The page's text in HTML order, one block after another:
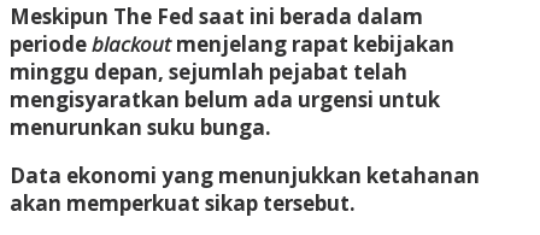
Meskipun The Fed saat ini berada dalam
periodeblackoutmenjelang rapat kebijakan
minggu depan, sejumlah pejabat telah
mengisyaratkan belum ada urgensi untuk
menurunkan suku bunga.
Data ekonomi yang menunjukkan ketahanan
akan memperkuat sikap tersebut.